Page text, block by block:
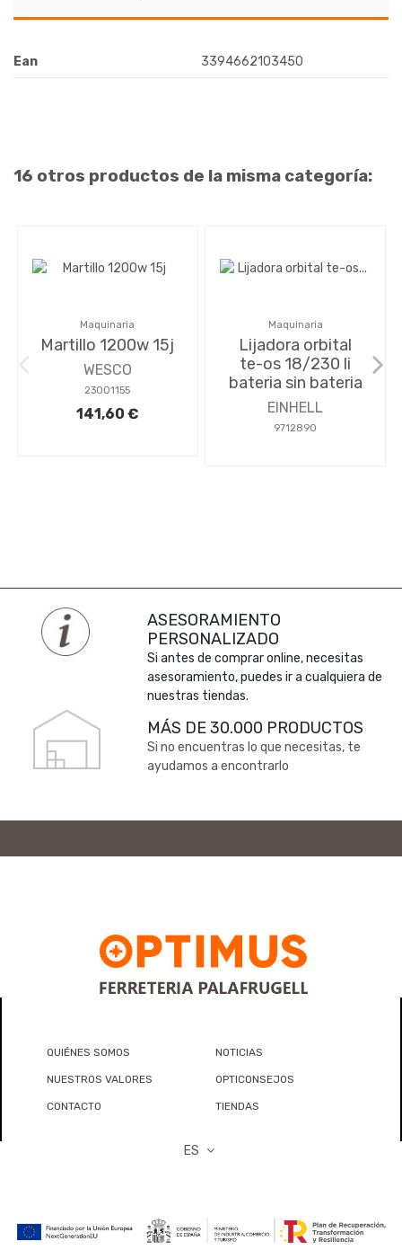
Ean 3394662103450
16 otros productos de la misma categoría:
Maquinaria
Martillo 1200w 15j
WESCO
23001155
141,60 €
Maquinaria
Lijadora orbital
te-os 18/230 li
bateria sin bateria
EINHELL
9712890
ASESORAMIENTO
PERSONALIZADO
Si antes de comprar online, necesitas
asesoramiento, puedes ir a cualquiera de
nuestras tiendas.
MÁS DE 30.000 PRODUCTOS
Si no encuentras lo que necesitas, te
ayudamos a encontrarlo
QUIÉNES SOMOS NOTICIAS
NUESTROS VALORES OPTICONSEJOS
CONTACTO TIENDAS
ES